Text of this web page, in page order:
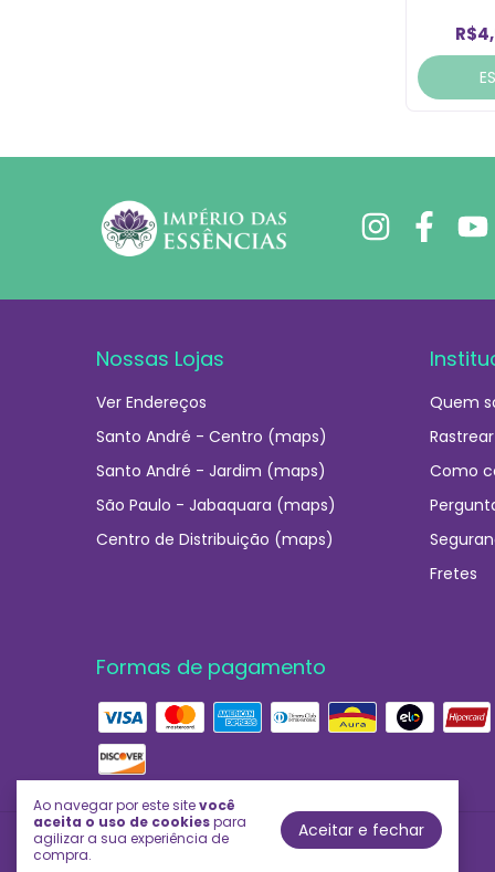
Ao navegar por este sitevocê
aceita o uso de cookiespara
agilizar a sua experiência de
compra.
Aceitar e fechar
Nossas Lojas
Ver Endereços
Santo André - Centro (maps)
Santo André - Jardim (maps)
São Paulo - Jabaquara (maps)
Centro de Distribuição (maps)
Quem
Como
Fretes
Formas de pagamento
Império das Essências